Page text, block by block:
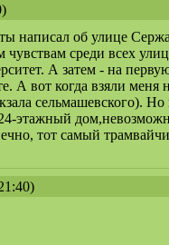
написал об улице
чувствам среди всех
А затем - на
А вот когда взяли
сельмашевского).
этажный
тот самый